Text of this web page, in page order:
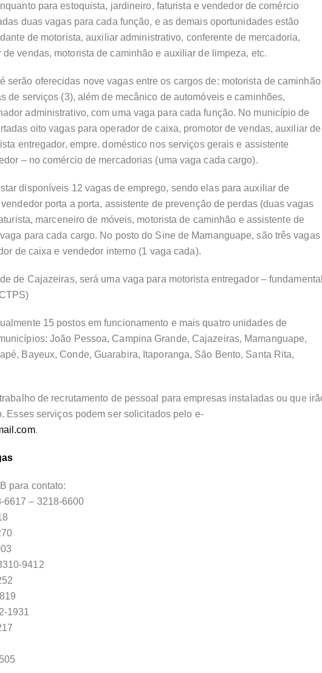
para estoquista, jardineiro, faturista e vendedor de comércio
duas vagas para cada função, e as demais oportunidades estão
de motorista, auxiliar administrativo, conferente de mercadoria,
de vendas, motorista de caminhão e auxiliar de limpeza, etc.
serão oferecidas nove vagas entre os cargos de: motorista de caminhão
de serviços (3), além de mecânico de automóveis e caminhões,
administrativo, com uma vaga para cada função. No município de
oito vagas para operador de caixa, promotor de vendas, auxiliar de
entregador, empre. doméstico nos serviços gerais e assistente
– no comércio de mercadorias (uma vaga cada cargo).
disponíveis 12 vagas de emprego, sendo elas para auxiliar de
porta a porta, assistente de prevenção de perdas (duas vagas
marceneiro de móveis, motorista de caminhão e assistente de
para cada cargo. No posto do Sine de Mamanguape, são três vagas
de caixa e vendedor interno (1 vaga cada).
de Cajazeiras, será uma vaga para motorista entregador – fundamental
15 postos em funcionamento e mais quatro unidades de
João Pessoa, Campina Grande, Cajazeiras, Mamanguape,
Bayeux, Conde, Guarabira, Itaporanga, São Bento, Santa Rita,
de recrutamento de pessoal para empresas instaladas ou que
Esses serviços podem ser solicitados pelo e-
.
para contato:
6617 – 3218-6600
9412
1931